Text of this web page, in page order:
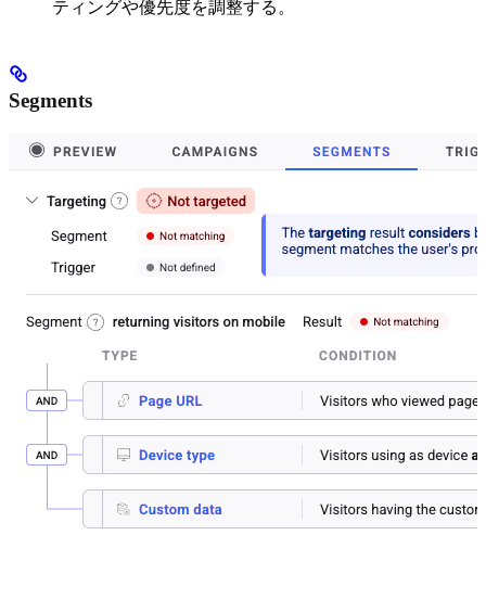
ティングや優先度を調整する。
Segments